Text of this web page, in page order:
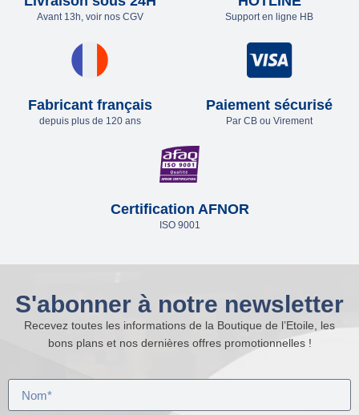
Avant 13h, voir nos CGV Support en ligne HB
Fabricant français
depuis plus de 120 ans
Paiement sécurisé
Par CB ou Virement
Certification AFNOR
ISO 9001
S'abonner à notre newsletter
Recevez toutes les informations de la Boutique de l’Etoile, les
bons plans et nos dernières offres promotionnelles !